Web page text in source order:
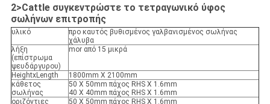
2>Cattle συγκεντρώστε το τετραγωνικό ύφος
σωλήνων επιτροπής
υλικό
προ καυτός βυθισμένος γαλβανισμένος σωλήνας
χάλυβα
λήξη
(επίστρωμα
ψευδάργυρου)
mor από 15 μικρά
HeightxLength
1800mm X 2100mm
κάθετος
σωλήνας
50 X 50mm πάχος RHS Χ 1.6mm
40 X 40mm πάχος RHS Χ 1.6mm
οριζόντιες
50 X 50mm πάχος RHS Χ 1.6mm